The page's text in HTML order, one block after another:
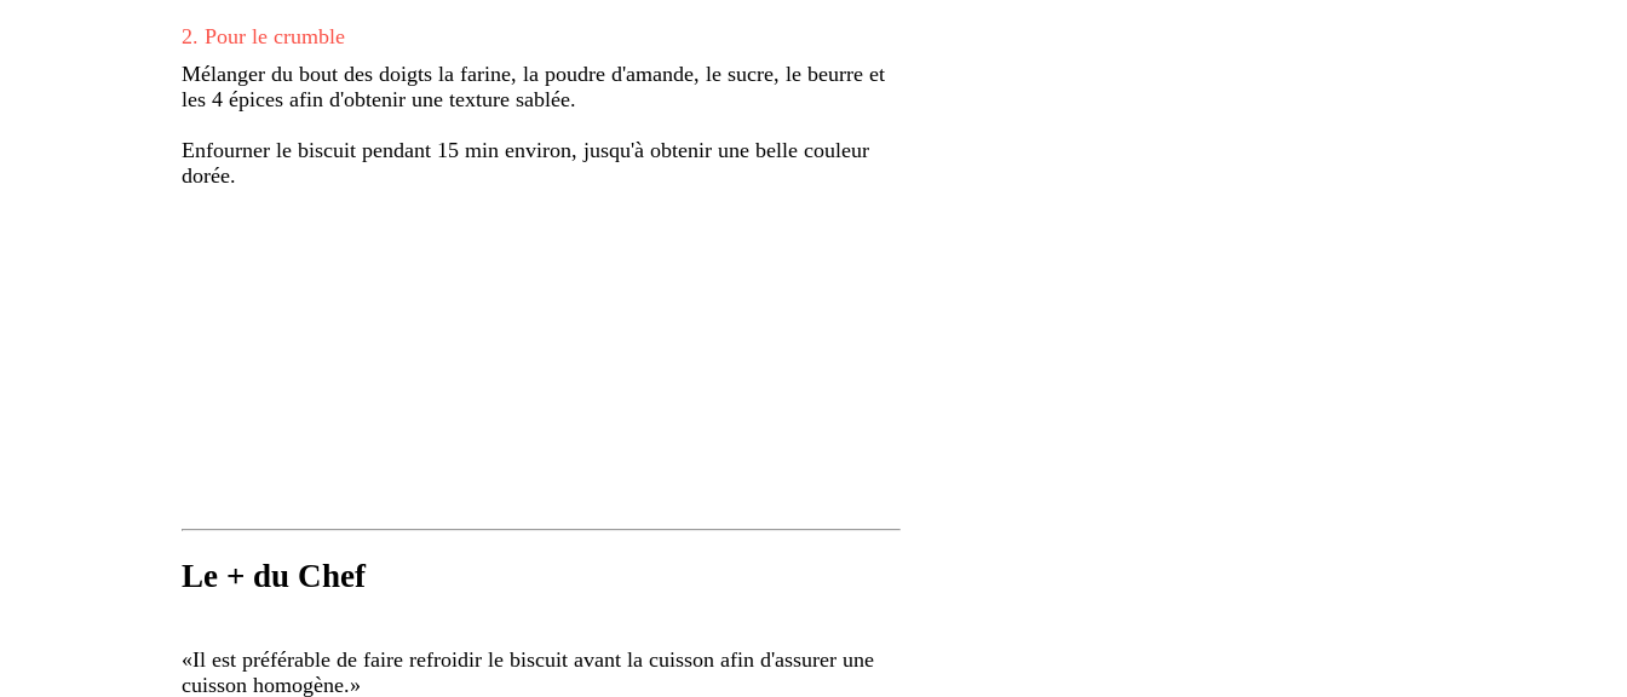
2. Pour le crumble
Mélanger du bout des doigts la farine, la poudre d'amande, le sucre, le beurre et
les 4 épices afin d'obtenir une texture sablée.
Enfourner le biscuit pendant 15 min environ, jusqu'à obtenir une belle couleur
dorée.
Le + du Chef
«Il est préférable de faire refroidir le biscuit avant la cuisson afin d'assurer une
cuisson homogène.»